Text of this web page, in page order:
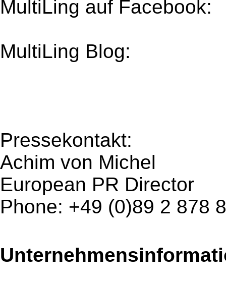
MultiLing auf Facebook:
MultiLing Blog:
Pressekontakt:
Achim von Michel
European PR Director
Phone: +49 (0)89 2 878